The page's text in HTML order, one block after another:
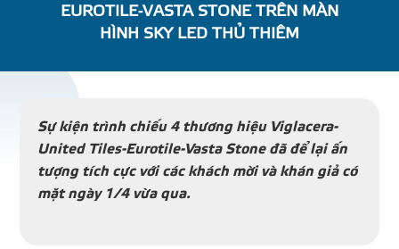
THƯ
EUROTILE-VASTA STONE TRÊN MÀN
HÌNH SKY LED THỦ THIÊM
Sự kiện trình chiếu 4 thương hiệu Viglacera-
United Tiles-Eurotile-Vasta Stone đã để lại ấn
tượng tích cực với các khách mời và khán giả có
mặt ngày 1/4 vừa qua.